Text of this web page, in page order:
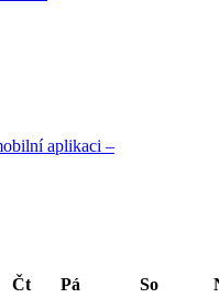
aplikaci –
Čt Pá So